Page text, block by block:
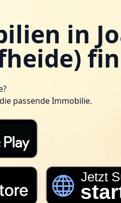
in
passende Immobilie.